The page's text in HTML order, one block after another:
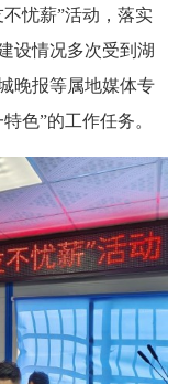
忧薪”活动，落实
设情况多次受到湖
晚报等属地媒体专
色”的工作任务。